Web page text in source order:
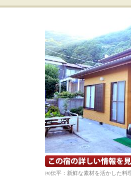
宿の詳細ホームページを見る
㈲伝平：新鮮な素材を活かした料